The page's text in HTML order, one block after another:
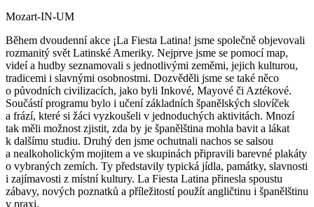
Mozart-IN-UM
Během dvoudenní akce ¡La Fiesta Latina! jsme společně objevovali
rozmanitý svět Latinské Ameriky. Nejprve jsme se pomocí map,
videí a hudby seznamovali s jednotlivými zeměmi, jejich kulturou,
tradicemi i slavnými osobnostmi. Dozvěděli jsme se také něco
o původních civilizacích, jako byli Inkové, Mayové či Aztékové.
Součástí programu bylo i učení základních španělských slovíček
a frází, které si žáci vyzkoušeli v jednoduchých aktivitách. Mnozí
tak měli možnost zjistit, zda by je španělština mohla bavit a lákat
k dalšímu studiu. Druhý den jsme ochutnali nachos se salsou
a nealkoholickým mojitem a ve skupinách připravili barevné plakáty
o vybraných zemích. Ty představily typická jídla, památky, slavnosti
i zajímavosti z místní kultury. La Fiesta Latina přinesla spoustu
zábavy, nových poznatků a příležitostí použít angličtinu i španělštinu
v praxi.